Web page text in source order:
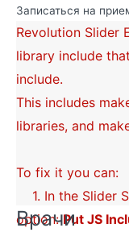
Записаться на
Revolution Slider
library include
include.
This includes
libraries, and
To fix it you can:
1. In the Slider
option:Put JS
Врачи